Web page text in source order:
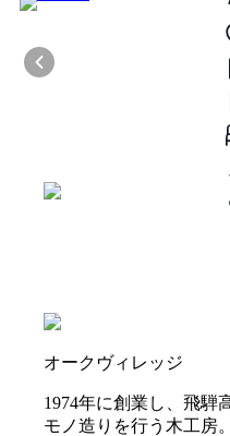
オークヴィレッジ
1974年に創業し、飛騨
モノ造りを行う木工房